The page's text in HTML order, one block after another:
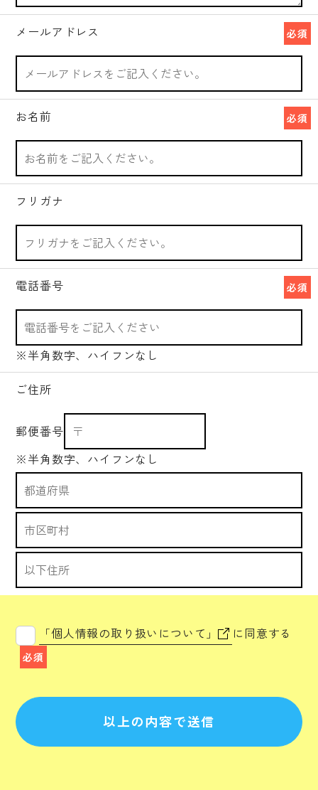
メールアドレス 必須
お名前 必須
フリガナ
電話番号 必須
※半角数字、ハイフンなし
ご住所
郵便番号
※半角数字、ハイフンなし
「個人情報の取り扱いについて」 に同意する
必須
以上の内容で送信